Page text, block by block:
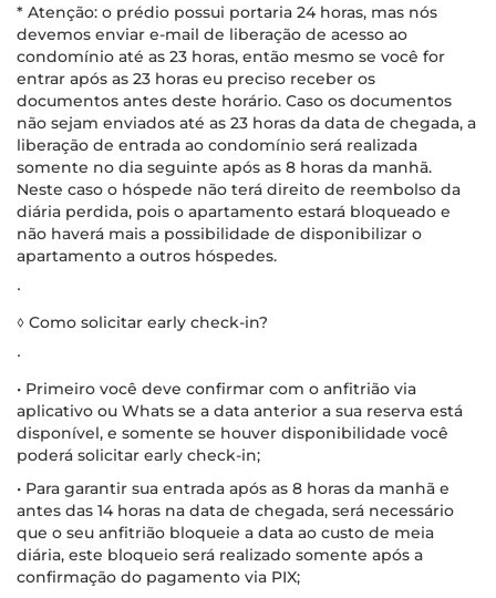
* Atenção: o prédio possui portaria 24 horas, mas nós
devemos enviar e-mail de liberação de acesso ao
condomínio até as 23 horas, então mesmo se você for
entrar após as 23 horas eu preciso receber os
documentos antes deste horário. Caso os documentos
não sejam enviados até as 23 horas da data de chegada, a
liberação de entrada ao condomínio será realizada
somente no dia seguinte após as 8 horas da manhã.
Neste caso o hóspede não terá direito de reembolso da
diária perdida, pois o apartamento estará bloqueado e
não haverá mais a possibilidade de disponibilizar o
apartamento a outros hóspedes.
∙
◊ Como solicitar early check-in?
∙
• Primeiro você deve confirmar com o anfitrião via
aplicativo ou Whats se a data anterior a sua reserva está
disponível, e somente se houver disponibilidade você
poderá solicitar early check-in;
• Para garantir sua entrada após as 8 horas da manhã e
antes das 14 horas na data de chegada, será necessário
que o seu anfitrião bloqueie a data ao custo de meia
diária, este bloqueio será realizado somente após a
confirmação do pagamento via PIX;